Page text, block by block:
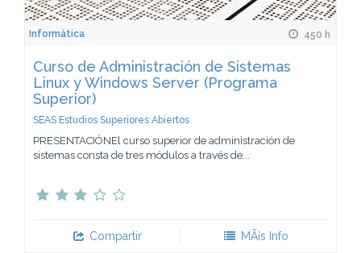
Informática 450 h
Curso de Administración de Sistemas
Linux y Windows Server (Programa
Superior)
SEAS Estudios Superiores Abiertos
PRESENTACIÓNEl curso superior de administración de
sistemas consta de tres módulos a través de...
Compartir MÃ¡s Info